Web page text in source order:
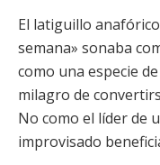
El latiguillo
semana» sonaba
como una especie
milagro de
No como el líder de
improvisado